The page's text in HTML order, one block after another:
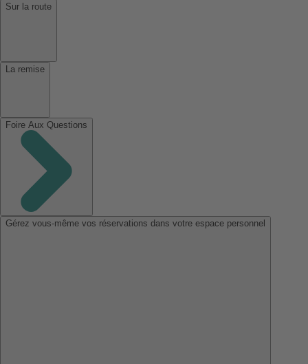
Sur la route
La remise
Foire Aux Questions
Gérez vous-même vos réservations dans votre espace personnel